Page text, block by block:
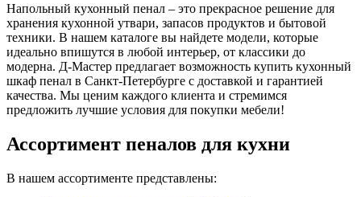
Напольный кухонный пенал – это прекрасное решение для
хранения кухонной утвари, запасов продуктов и бытовой
техники. В нашем каталоге вы найдете модели, которые
идеально впишутся в любой интерьер, от классики до
модерна. Д-Мастер предлагает возможность купить кухонный
шкаф пенал в Санкт-Петербурге с доставкой и гарантией
качества. Мы ценим каждого клиента и стремимся
предложить лучшие условия для покупки мебели!
Ассортимент пеналов для кухни
В нашем ассортименте представлены: